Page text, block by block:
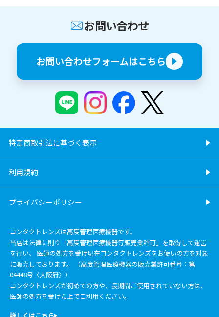
お問い合わせ
お問い合わせフォームはこちら
特定商取引法に基づく表示
利用規約
プライバシーポリシー
コンタクトレンズは高度管理医療機器です。
当店は法律に則り「高度管理医療機器等販売業許可」を取得して運営
を行い、 医師の処方を受け現在コンタクトレンズをお使いの方を対象
に販売しております。 （高度管理医療機器の販売業許可番号：第
04448号〈大阪府〉）
コンタクトレンズが初めての方や、長期間ご使用されていない方は、
医師の処方を受けた上でご利用ください。